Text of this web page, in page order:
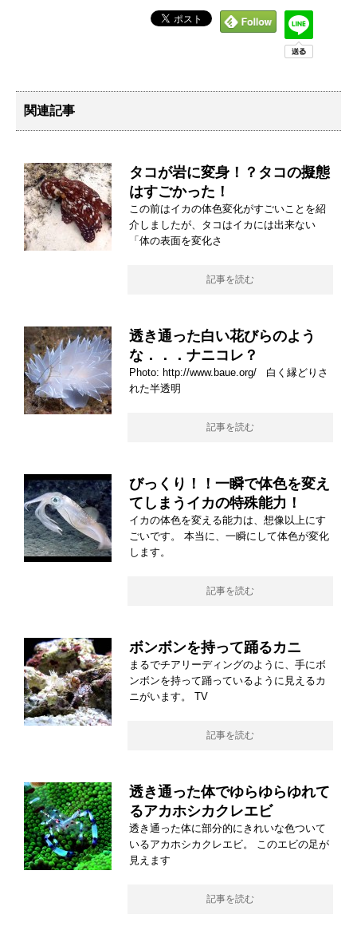
関連記事
タコが岩に変身！？タコの擬態
はすごかった！
この前はイカの体色変化がすごいことを紹
介しましたが、タコはイカには出来ない
「体の表面を変化さ
記事を読む
透き通った白い花びらのよう
な．．．ナニコレ？
Photo: http://www.baue.org/ 白く縁どりさ
れた半透明
記事を読む
びっくり！！一瞬で体色を変え
てしまうイカの特殊能力！
イカの体色を変える能力は、想像以上にす
ごいです。 本当に、一瞬にして体色が変化
します。
記事を読む
ボンボンを持って踊るカニ
まるでチアリーディングのように、手にボ
ンボンを持って踊っているように見えるカ
ニがいます。 TV
記事を読む
透き通った体でゆらゆらゆれて
るアカホシカクレエビ
透き通った体に部分的にきれいな色ついて
いるアカホシカクレエビ。 このエビの足が
見えます
記事を読む